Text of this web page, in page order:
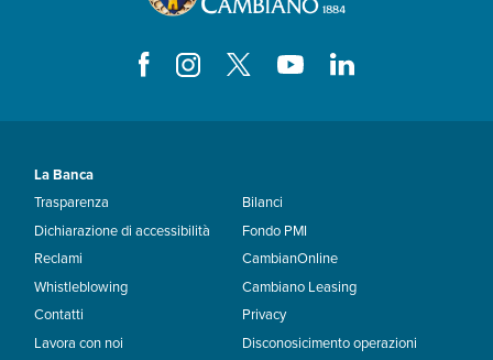
La Banca
Trasparenza
Dichiarazione di accessibilità
Reclami
Whistleblowing
Contatti
Lavora con noi
Bilanci
Fondo PMI
CambianOnline
Cambiano Leasing
Privacy
Disconosicimento operazioni